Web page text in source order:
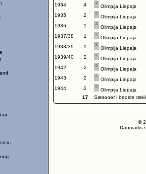
1934
4
Olimpija Liepaja
1935
2
Olimpija Liepaja
1936
1
Olimpija Liepaja
1937/38
1
Olimpija Liepaja
1938/39
1
Olimpija Liepaja
1939/40
2
Olimpija Liepaja
1942
2
Olimpija Liepaja
1943
2
Olimpija Liepaja
1944
3
Olimpija Liepaja
17
Sæsoner i bedste
©
Danmarks